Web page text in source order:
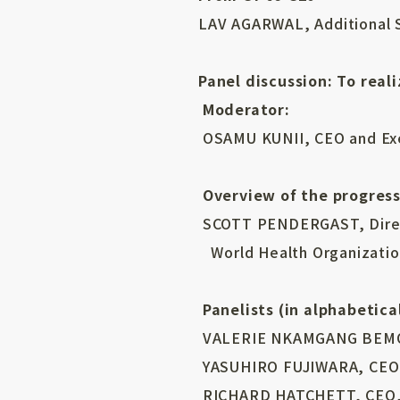
LAV AGARWAL,
Panel discussion: To
Moderator:
OSAMU KUNII, CEO and
Overview of the
SCOTT PENDERGAST,
World Health
Panelists (in
VALERIE NKAMGANG
YASUHIRO FUJIWARA,
RICHARD HATCHETT,